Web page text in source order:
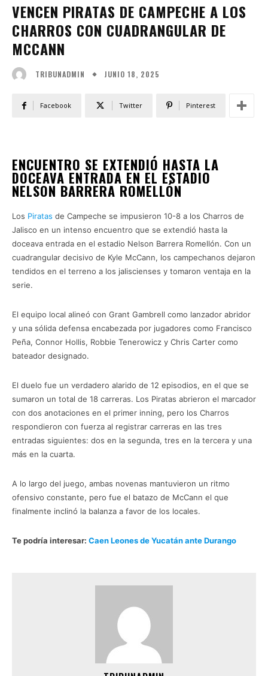
VENCEN PIRATAS DE CAMPECHE A LOS
CHARROS CON CUADRANGULAR DE
MCCANN
TRIBUNADMIN JUNIO 18, 2025
Facebook Twitter Pinterest
ENCUENTRO SE EXTENDIÓ HASTA LA
DOCEAVA ENTRADA EN EL ESTADIO
NELSON BARRERA ROMELLÓN
Los Piratas de Campeche se impusieron 10-8 a los Charros de
Jalisco en un intenso encuentro que se extendió hasta la
doceava entrada en el estadio Nelson Barrera Romellón. Con un
cuadrangular decisivo de Kyle McCann, los campechanos dejaron
tendidos en el terreno a los jaliscienses y tomaron ventaja en la
serie.
El equipo local alineó con Grant Gambrell como lanzador abridor
y una sólida defensa encabezada por jugadores como Francisco
Peña, Connor Hollis, Robbie Tenerowicz y Chris Carter como
bateador designado.
El duelo fue un verdadero alarido de 12 episodios, en el que se
sumaron un total de 18 carreras. Los Piratas abrieron el marcador
con dos anotaciones en el primer inning, pero los Charros
respondieron con fuerza al registrar carreras en las tres
entradas siguientes: dos en la segunda, tres en la tercera y una
más en la cuarta.
A lo largo del juego, ambas novenas mantuvieron un ritmo
ofensivo constante, pero fue el batazo de McCann el que
finalmente inclinó la balanza a favor de los locales.
Te podría interesar: Caen Leones de Yucatán ante Durango